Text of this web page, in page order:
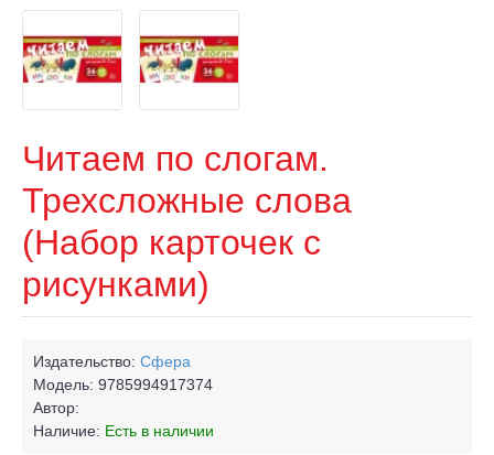
Читаем по слогам.
Трехсложные слова
(Набор карточек с
рисунками)
Издательство: Сфера
Модель: 9785994917374
Автор:
Наличие: Есть в наличии